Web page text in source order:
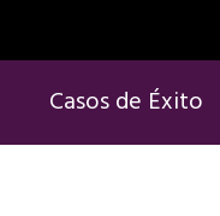
Casos de Éxito